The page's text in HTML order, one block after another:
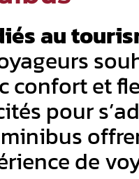
au
confort et
pour
de